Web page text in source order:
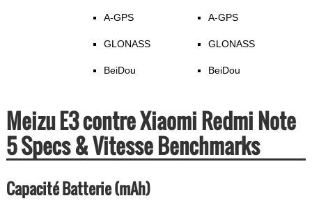
A-GPS
GLONASS
BeiDou
A-GPS
GLONASS
BeiDou
Meizu E3 contre Xiaomi Redmi Note
5 Specs & Vitesse Benchmarks
Capacité Batterie (mAh)